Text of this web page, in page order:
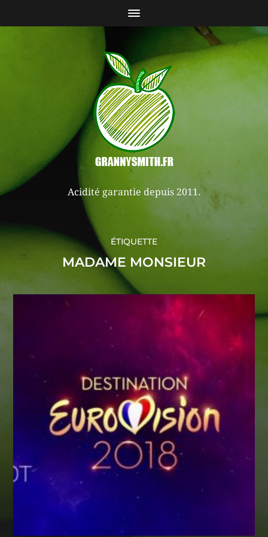
Acidité garantie depuis 2011.
ÉTIQUETTE
MADAME MONSIEUR